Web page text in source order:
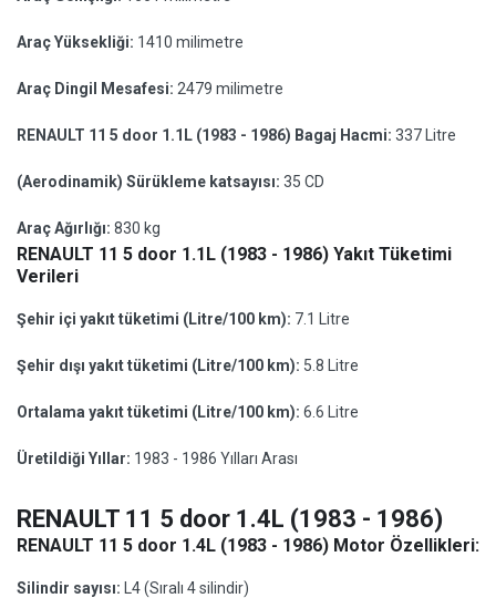
Araç Yüksekliği: 1410 milimetre
Araç Dingil Mesafesi: 2479 milimetre
RENAULT 11 5 door 1.1L (1983 - 1986) Bagaj Hacmi: 337 Litre
(Aerodinamik) Sürükleme katsayısı: 35 CD
Araç Ağırlığı: 830 kg
RENAULT 11 5 door 1.1L (1983 - 1986) Yakıt Tüketimi
Verileri
Şehir içi yakıt tüketimi (Litre/100 km): 7.1 Litre
Şehir dışı yakıt tüketimi (Litre/100 km): 5.8 Litre
Ortalama yakıt tüketimi (Litre/100 km): 6.6 Litre
Üretildiği Yıllar: 1983 - 1986 Yılları Arası
RENAULT 11 5 door 1.4L (1983 - 1986)
RENAULT 11 5 door 1.4L (1983 - 1986) Motor Özellikleri:
Silindir sayısı: L4 (Sıralı 4 silindir)